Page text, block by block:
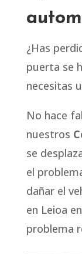
¿Has
puerta se
necesitas
No hace
nuestros
se
el
dañar el
en Leioa
problema